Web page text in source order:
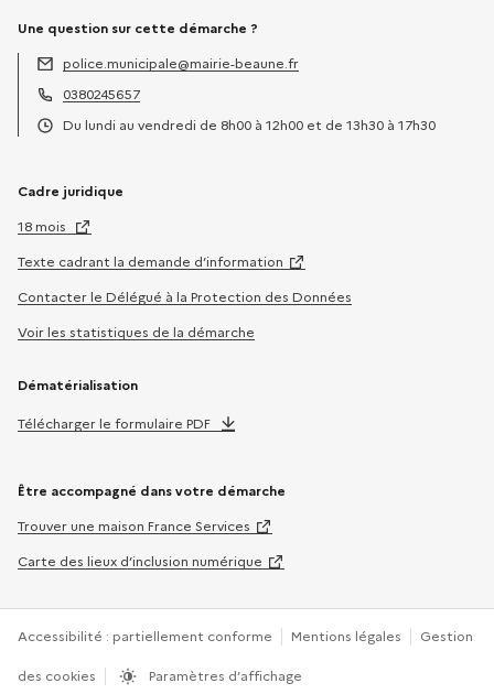
Une question sur cette démarche ?
Adresse électronique :
police.municipale@mairie-beaune.fr
Téléphone :
0380245657
Du lundi au vendredi de 8h00 à 12h00 et de 13h30 à 17h30
Cadre juridique
18 mois
Texte cadrant la demande d’information
Contacter le Délégué à la Protection des Données
Voir les statistiques de la démarche
Dématérialisation
Télécharger le formulaire PDF
Être accompagné dans votre démarche
Trouver une maison France Services
Carte des lieux d’inclusion numérique
Accessibilité : partiellement conforme Mentions légales Gestion
des cookies Paramètres d’affichage